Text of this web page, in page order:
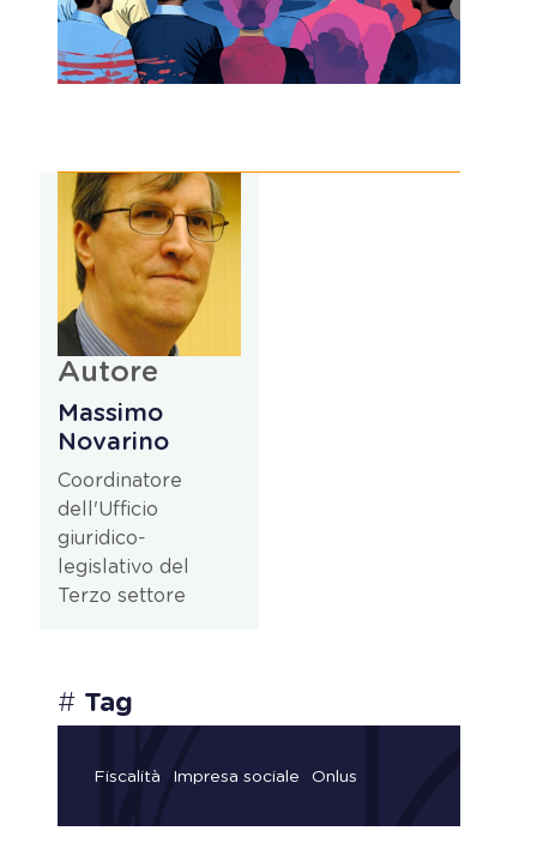
Autore
Massimo
Novarino
Coordinatore
dell'Ufficio
giuridico-
legislativo del
Terzo settore
# Tag
Fiscalità Impresa sociale Onlus